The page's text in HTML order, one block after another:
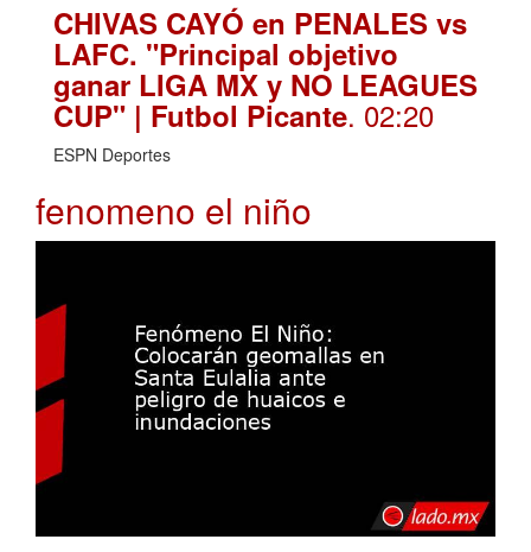
CHIVAS CAYÓ en PENALES vs
LAFC. "Principal objetivo
ganar LIGA MX y NO LEAGUES
CUP" | Futbol Picante. 02:20
ESPN Deportes
fenomeno el niño